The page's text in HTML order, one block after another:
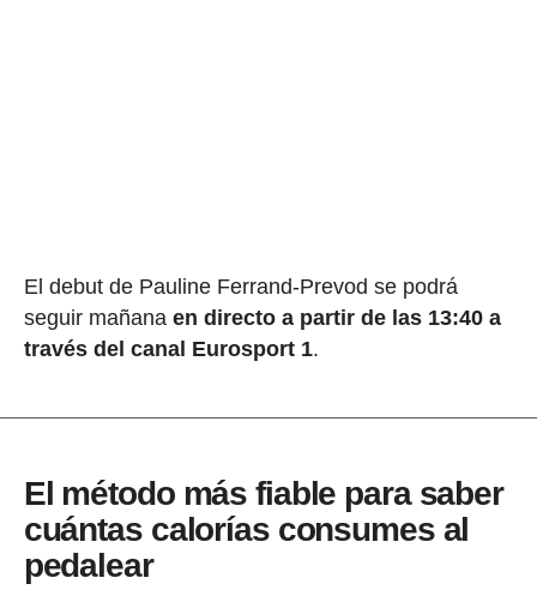
El debut de Pauline Ferrand-Prevod se podrá
seguir mañana en directo a partir de las 13:40 a
través del canal Eurosport 1.
El método más fiable para saber
cuántas calorías consumes al
pedalear